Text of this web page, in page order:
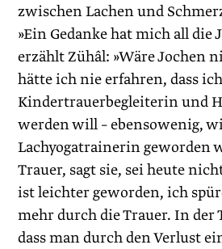
zwischen Lachen und
»Ein Gedanke hat mich all die
erzählt Zühâl: »Wäre Jochen
hätte ich nie erfahren, dass
Kindertrauerbegleiterin und
werden will – ebensowenig,
Lachyogatrainerin geworden
Trauer, sagt sie, sei heute
ist leichter geworden, ich
mehr durch die Trauer. In der
dass man durch den Verlust